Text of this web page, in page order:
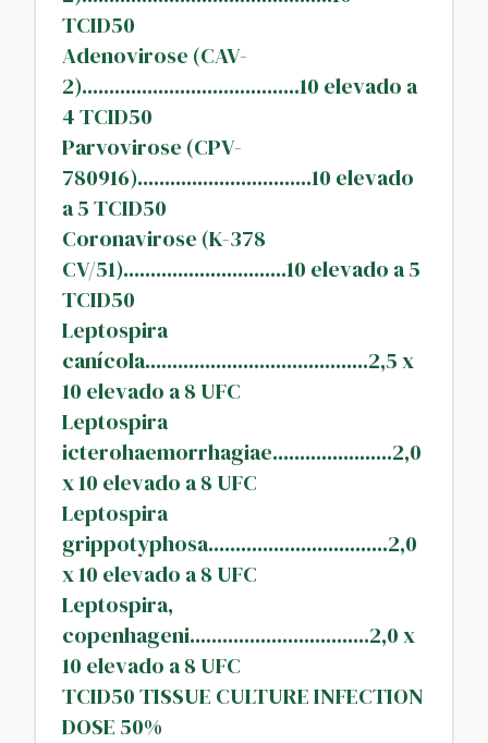
TCID50
Adenovirose (CAV-
2)........................................10 elevado a
4 TCID50
Parvovirose (CPV-
780916)................................10 elevado
a 5 TCID50
Coronavirose (K-378
CV/51)..............................10 elevado a 5
TCID50
Leptospira
canícola.........................................2,5 x
10 elevado a 8 UFC
Leptospira
icterohaemorrhagiae......................2,0
x 10 elevado a 8 UFC
Leptospira
grippotyphosa.................................2,0
x 10 elevado a 8 UFC
Leptospira,
copenhageni.................................2,0 x
10 elevado a 8 UFC
TCID50 TISSUE CULTURE INFECTION
DOSE 50%